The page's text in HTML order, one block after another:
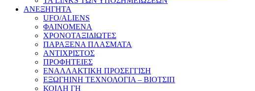
ΑΝΕΞΗΓΗΤΑ
UFO/ALIENS
ΦΑΙΝΟΜΕΝΑ
ΧΡΟΝΟΤΑΞΙΔΙΩΤΕΣ
ΠΑΡΑΞΕΝΑ ΠΛΑΣΜΑΤΑ
ΑΝΤΙΧΡΙΣΤΟΣ
ΠΡΟΦΗΤΕΙΕΣ
ΕΝΑΛΛΑΚΤΙΚΗ ΠΡΟΣΕΓΓΙΣΗ
ΕΞΩΓΗΙΝΗ ΤΕΧΝΟΛΟΓΙΑ – ΒΙΟΤΣΙΠ
ΚΟΙΛΗ ΓΗ